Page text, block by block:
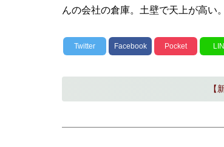
んの会社の倉庫。土壁で天上が高い
Twitter Facebook Pocket
【